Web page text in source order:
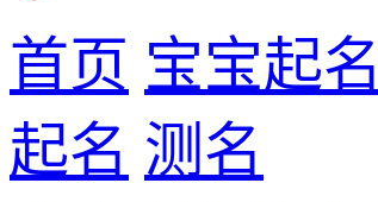
首页 宝宝起名
起名 测名